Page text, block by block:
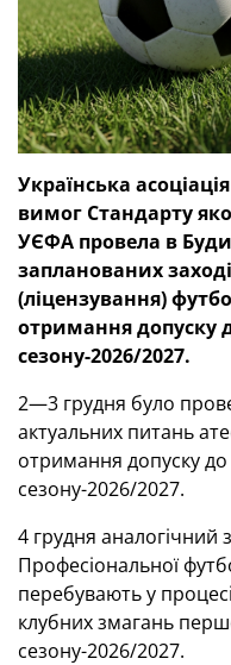
Українська
вимог Стандарту
УЄФА провела в
запланованих
(ліцензування)
отримання допуску
сезону-2026/2027.
2—3 грудня було
актуальних питань
отримання допуску
сезону-2026/2027.
4 грудня аналогічний
Професіональної
перебувають у
клубних змагань
сезону-2026/2027.